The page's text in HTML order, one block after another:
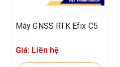
Máy GNSS RTK Efix C5
Giá: Liên hệ